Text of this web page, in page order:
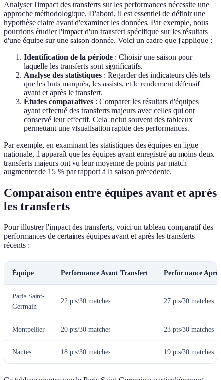
Analyser l'impact des transferts sur les performances nécessite une
approche méthodologique. D'abord, il est essentiel de définir une
hypothèse claire avant d'examiner les données. Par exemple, nous
pourrions étudier l'impact d'un transfert spécifique sur les résultats
d'une équipe sur une saison donnée. Voici un cadre que j'applique :
Identification de la période : Choisir une saison pour
laquelle les transferts sont significatifs.
Analyse des statistiques : Regarder des indicateurs clés tels
que les buts marqués, les assists, et le rendement défensif
avant et après le transfert.
Études comparatives : Comparer les résultats d'équipes
ayant effectué des transferts majeurs avec celles qui ont
conservé leur effectif. Cela inclut souvent des tableaux
permettant une visualisation rapide des performances.
Par exemple, en examinant les statistiques des équipes en ligue
nationale, il apparaît que les équipes ayant enregistré au moins deux
transferts majeurs ont vu leur moyenne de points par match
augmenter de 15 % par rapport à la saison précédente.
Comparaison entre équipes avant et après
les transferts
Pour illustrer l'impact des transferts, voici un tableau comparatif des
performances de certaines équipes avant et après les transferts
récents :
Équipe Performance Avant Transfert Performance
Paris Saint-
Germain
22 pts/30 matches 27 pts/30 matches
Montpellier 20 pts/30 matches 23 pts/30 matches
Nantes 18 pts/30 matches 19 pts/30 matches